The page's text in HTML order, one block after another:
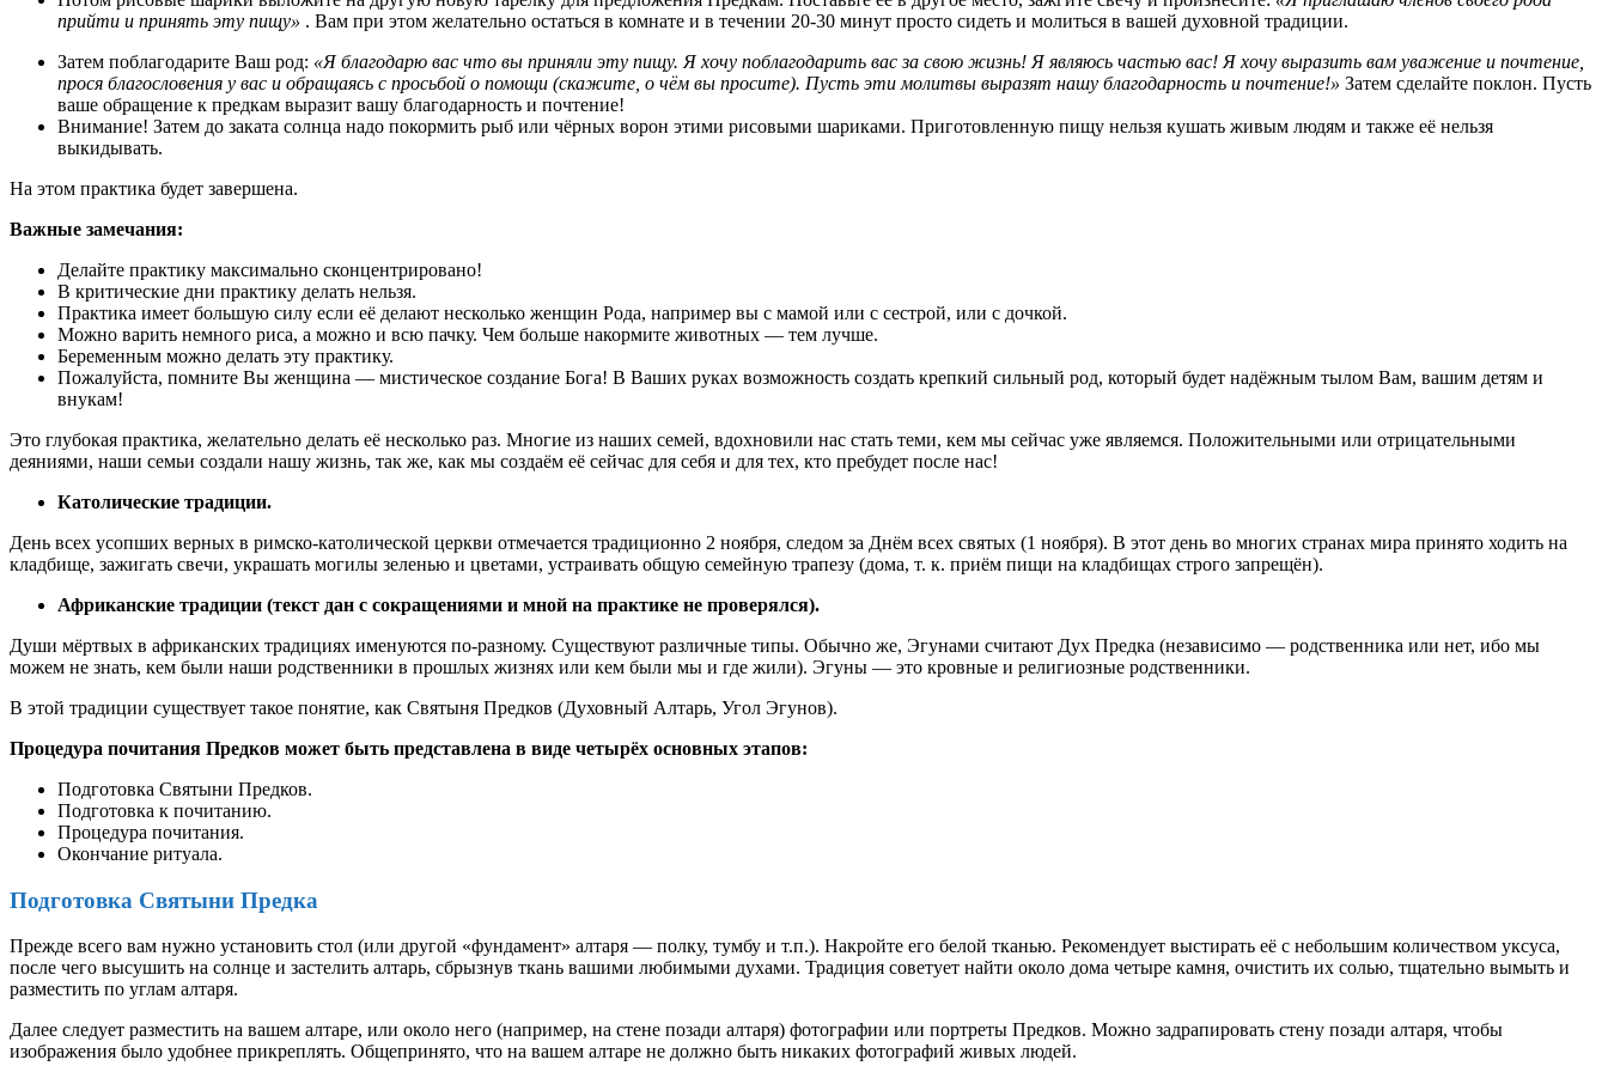
прийти и принять эту пищу» . Вам при этом желательно остаться в комнате и в течении 20-30 минут просто сидеть и молиться в вашей духовной традиции.
Затем поблагодарите Ваш род: «Я благодарю вас что вы приняли эту пищу. Я хочу поблагодарить вас за свою жизнь! Я являюсь частью вас! Я хочу выразить вам уважение и почтение,
прося благословения у вас и обращаясь с просьбой о помощи (скажите, о чём вы просите). Пусть эти молитвы выразят нашу благодарность и почтение!» Затем сделайте поклон. Пусть
ваше обращение к предкам выразит вашу благодарность и почтение!
Внимание! Затем до заката солнца надо покормить рыб или чёрных ворон этими рисовыми шариками. Приготовленную пищу нельзя кушать живым людям и также её нельзя
выкидывать.
На этом практика будет завершена.
Важные замечания:
Делайте практику максимально сконцентрировано!
В критические дни практику делать нельзя.
Практика имеет большую силу если её делают несколько женщин Рода, например вы с мамой или с сестрой, или с дочкой.
Можно варить немного риса, а можно и всю пачку. Чем больше накормите животных — тем лучше.
Беременным можно делать эту практику.
Пожалуйста, помните Вы женщина — мистическое создание Бога! В Ваших руках возможность создать крепкий сильный род, который будет надёжным тылом Вам, вашим детям и
внукам!
Это глубокая практика, желательно делать её несколько раз. Многие из наших семей, вдохновили нас стать теми, кем мы сейчас уже являемся. Положительными или отрицательными
деяниями, наши семьи создали нашу жизнь, так же, как мы создаём её сейчас для себя и для тех, кто пребудет после нас!
Католические традиции.
День всех усопших верных в римско-католической церкви отмечается традиционно 2 ноября, следом за Днём всех святых (1 ноября). В этот день во многих странах мира принято ходить на
кладбище, зажигать свечи, украшать могилы зеленью и цветами, устраивать общую семейную трапезу (дома, т. к. приём пищи на кладбищах строго запрещён).
Африканские традиции (текст дан с сокращениями и мной на практике не проверялся).
Души мёртвых в африканских традициях именуются по-разному. Cуществуют различные типы. Обычно же, Эгунами считают Дух Предка (независимо — родственника или нет, ибо мы
можем не знать, кем были наши родственники в прошлых жизнях или кем были мы и где жили). Эгуны — это кровные и религиозные родственники.
В этой традиции существует такое понятие, как Святыня Предков (Духовный Алтарь, Угол Эгунов).
Процедура почитания Предков может быть представлена в виде четырёх основных этапов:
Подготовка Святыни Предков.
Подготовка к почитанию.
Процедура почитания.
Окончание ритуала.
Подготовка Святыни Предка
Прежде всего вам нужно установить стол (или другой «фундамент» алтаря — полку, тумбу и т.п.). Накройте его белой тканью. Рекомендует выстирать её с небольшим количеством уксуса,
после чего высушить на солнце и застелить алтарь, сбрызнув ткань вашими любимыми духами. Традиция советует найти около дома четыре камня, очистить их солью, тщательно вымыть и
разместить по углам алтаря.
Далее следует разместить на вашем алтаре, или около него (например, на стене позади алтаря) фотографии или портреты Предков. Можно задрапировать стену позади алтаря, чтобы
изображения было удобнее прикреплять. Общепринято, что на вашем алтаре не должно быть никаких фотографий живых людей.